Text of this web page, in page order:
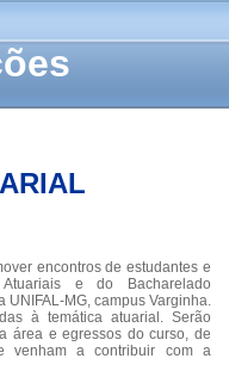
encontros de estudantes e
e do Bacharelado
MG, campus Varginha.
à temática atuarial. Serão
área e egressos do curso, de
venham a contribuir com a